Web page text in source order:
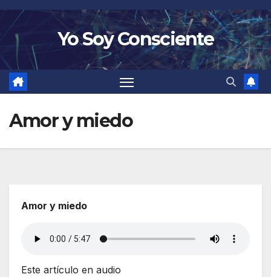
Saltar
contenido
Yo Soy Consciente
Amor y miedo
Amor y miedo
Este artículo en audio